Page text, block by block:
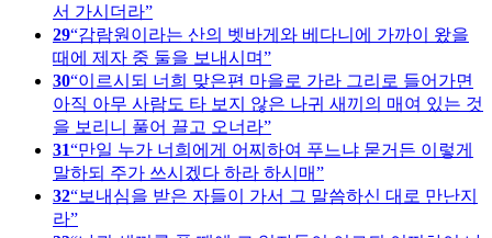
서 가시더라
29 감람원이라는 산의 벳바게와 베다니에 가까이 왔을
때에 제자 중 둘을 보내시며
30 이르시되 너희 맞은편 마을로 가라 그리로 들어가면
아직 아무 사람도 타 보지 않은 나귀 새끼의 매여 있는 것
을 보리니 풀어 끌고 오너라
31 만일 누가 너희에게 어찌하여 푸느냐 묻거든 이렇게
말하되 주가 쓰시겠다 하라 하시매
32 보내심을 받은 자들이 가서 그 말씀하신 대로 만난지
라